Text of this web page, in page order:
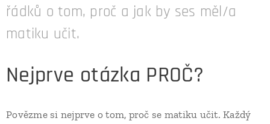
řádků o tom, proč a jak by ses měl/a
matiku učit.
Nejprve otázka PROČ?
Povězme si nejprve o tom, proč se matiku učit. Každý